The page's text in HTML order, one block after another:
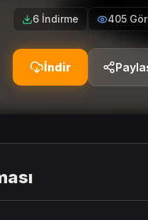
6 İndirme 405
İndir